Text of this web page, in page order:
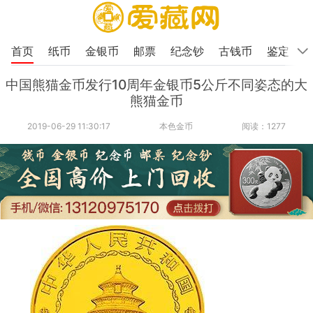
首页 纸币 金银币 邮票 纪念钞 古钱币 鉴定
中国熊猫金币发行10周年金银币5公斤不同姿态的大
熊猫金币
2019-06-29 11:30:17 本色金币 阅读：1277